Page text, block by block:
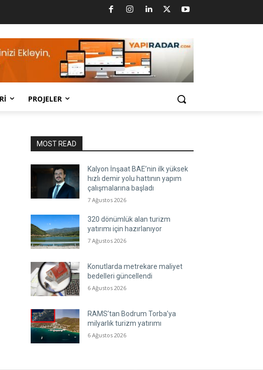
PROJELER
MOST READ
Kalyon İnşaat BAE’nin ilk yüksek
hızlı demir yolu hattının yapım
çalışmalarına başladı
7 Ağustos 2026
320 dönümlük alan turizm
yatırımı için hazırlanıyor
7 Ağustos 2026
Konutlarda metrekare maliyet
bedelleri güncellendi
6 Ağustos 2026
RAMS’tan Bodrum Torba’ya
milyarlık turizm yatırımı
6 Ağustos 2026